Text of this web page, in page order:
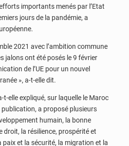
importants menés par l’Etat
jours de la pandémie, a
2021 avec l’ambition commune
jalons ont été posés le 9 février
de l’UE pour un nouvel
», a-t-elle dit.
elle expliqué, sur laquelle le Maroc
a proposé plusieurs
humain, la bonne
droit, la résilience, prospérité et
et la sécurité, la migration et la